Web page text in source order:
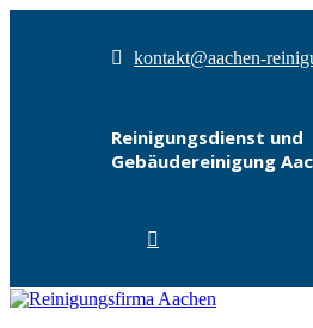
kontakt@aachen-
Reinigungsdienst und
Gebäudereinigung